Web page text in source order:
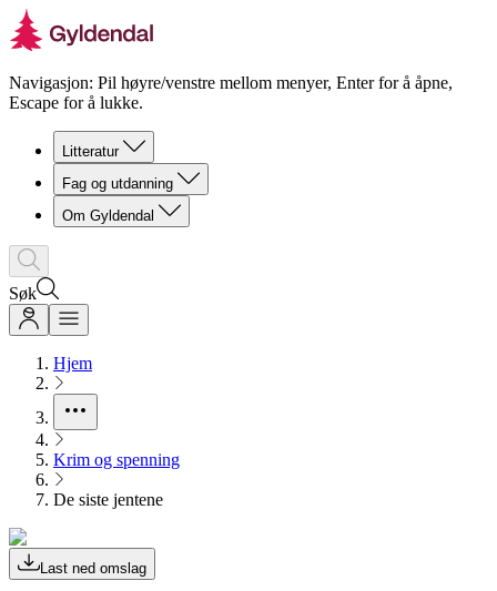
Navigasjon: Pil høyre/venstre mellom menyer, Enter for å åpne,
Escape for å lukke.
Litteratur
Fag og utdanning
Om Gyldendal
Søk
Hjem
Krim og spenning
De siste jentene
Last ned omslag